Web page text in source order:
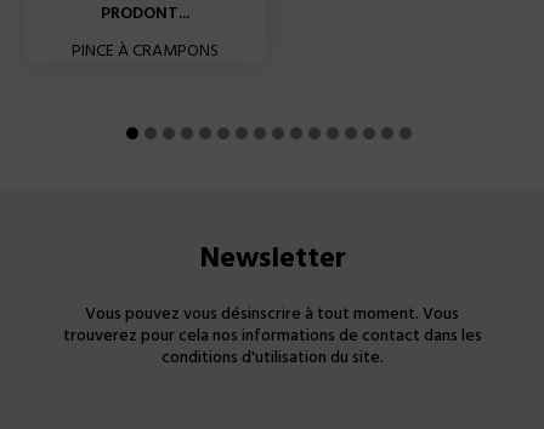
PRODONT...
PINCE À CRAMPONS
Newsletter
Vous pouvez vous désinscrire à tout moment. Vous
trouverez pour cela nos informations de contact dans les
conditions d'utilisation du site.